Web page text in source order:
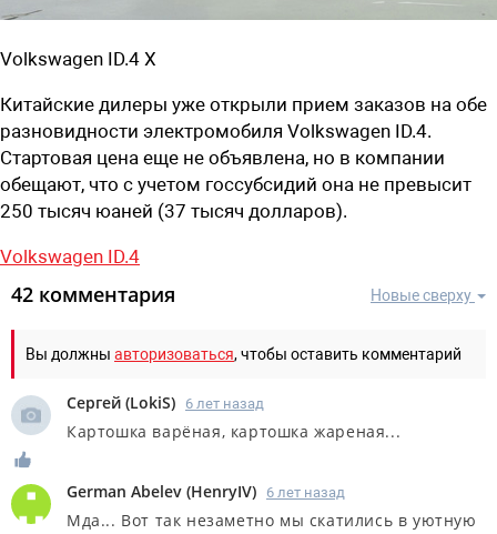
Volkswagen ID.4 X
Китайские дилеры уже открыли прием заказов на обе
разновидности электромобиля Volkswagen ID.4.
Стартовая цена еще не объявлена, но в компании
обещают, что с учетом госсубсидий она не превысит
250 тысяч юаней (37 тысяч долларов).
Volkswagen ID.4
Новые сверху
42 комментария
Вы должны авторизоваться, чтобы оставить комментарий
Сергей (LokiS) 6 лет назад
Картошка варёная, картошка жареная...
German Abelev (HenryIV) 6 лет назад
Мда... Вот так незаметно мы скатились в уютную